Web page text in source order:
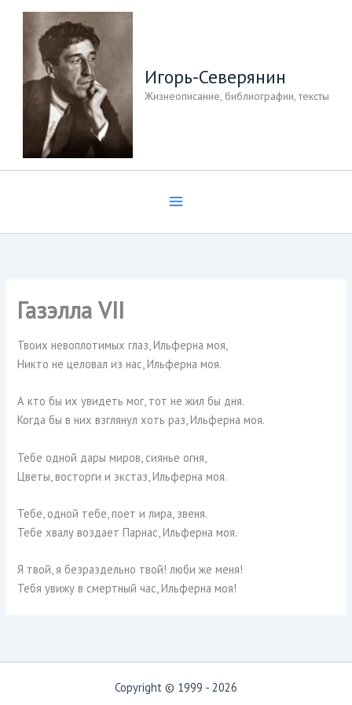
Перейти
содержимому
Игорь-Северянин
Жизнеописание, библиографии, тексты
Газэлла VII
Твоих невоплотимых глаз, Ильферна моя,
Никто не целовал из нас, Ильферна моя.
А кто бы их увидеть мог, тот не жил бы дня.
Когда бы в них взглянул хоть раз, Ильферна моя.
Тебе одной дары миров, сиянье огня,
Цветы, восторги и экстаз, Ильферна моя.
Тебе, одной тебе, поет и лира, звеня.
Тебе хвалу воздает Парнас, Ильферна моя.
Я твой, я безраздельно твой! люби же меня!
Тебя увижу в смертный час, Ильферна моя!
Copyright © 1999 - 2026